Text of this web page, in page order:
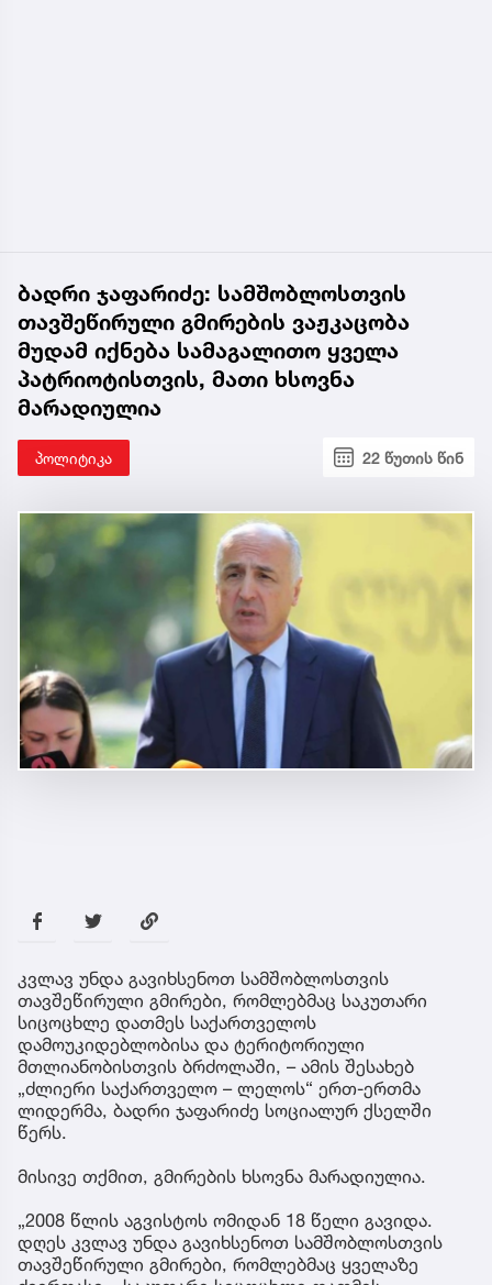
ბადრი ჯაფარიძე: სამშობლოსთვის
თავშეწირული გმირების ვაჟკაცობა
მუდამ იქნება სამაგალითო ყველა
პატრიოტისთვის, მათი ხსოვნა
მარადიულია
პოლიტიკა 22 წუთის წინ
კვლავ უნდა გავიხსენოთ სამშობლოსთვის
თავშეწირული გმირები, რომლებმაც საკუთარი
სიცოცხლე დათმეს საქართველოს
დამოუკიდებლობისა და ტერიტორიული
მთლიანობისთვის ბრძოლაში, – ამის შესახებ
„ძლიერი საქართველო – ლელოს“ ერთ-ერთმა
ლიდერმა, ბადრი ჯაფარიძე სოციალურ ქსელში
წერს.
მისივე თქმით, გმირების ხსოვნა მარადიულია.
„2008 წლის აგვისტოს ომიდან 18 წელი გავიდა.
დღეს კვლავ უნდა გავიხსენოთ სამშობლოსთვის
თავშეწირული გმირები, რომლებმაც ყველაზე